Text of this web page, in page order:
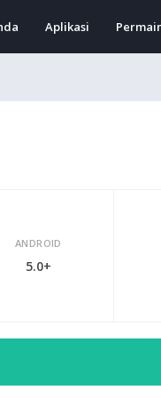
Aplikasi
ANDROID
5.0+